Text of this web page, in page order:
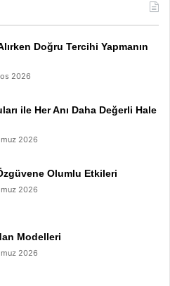
Doğru Tercihi Yapmanın
2026
ile Her Anı Daha Değerli Hale
2026
Olumlu Etkileri
2026
Modelleri
2026